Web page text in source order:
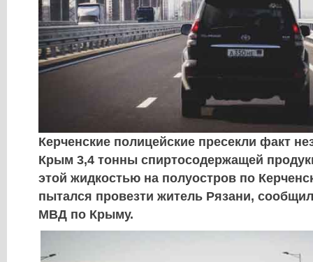
Керченские полицейские пресекли факт
Крым 3,4 тонны спиртосодержащей
этой жидкостью на полуостров по
пытался провезти житель Рязани,
МВД по Крыму.